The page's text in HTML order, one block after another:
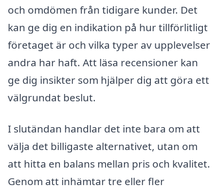
och omdömen från tidigare kunder. Det
kan ge dig en indikation på hur tillförlitligt
företaget är och vilka typer av upplevelser
andra har haft. Att läsa recensioner kan
ge dig insikter som hjälper dig att göra ett
välgrundat beslut.
I slutändan handlar det inte bara om att
välja det billigaste alternativet, utan om
att hitta en balans mellan pris och kvalitet.
Genom att inhämtar tre eller fler